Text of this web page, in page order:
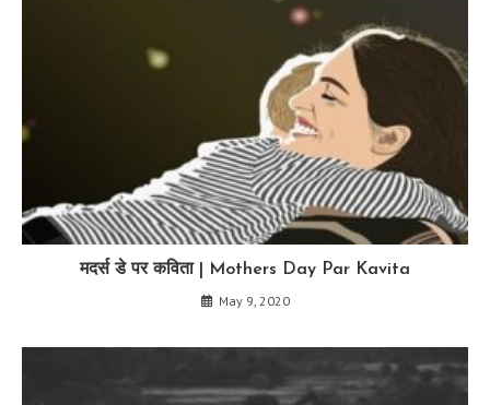
मदर्स डे पर कविता | Mothers Day Par Kavita
May 9, 2020